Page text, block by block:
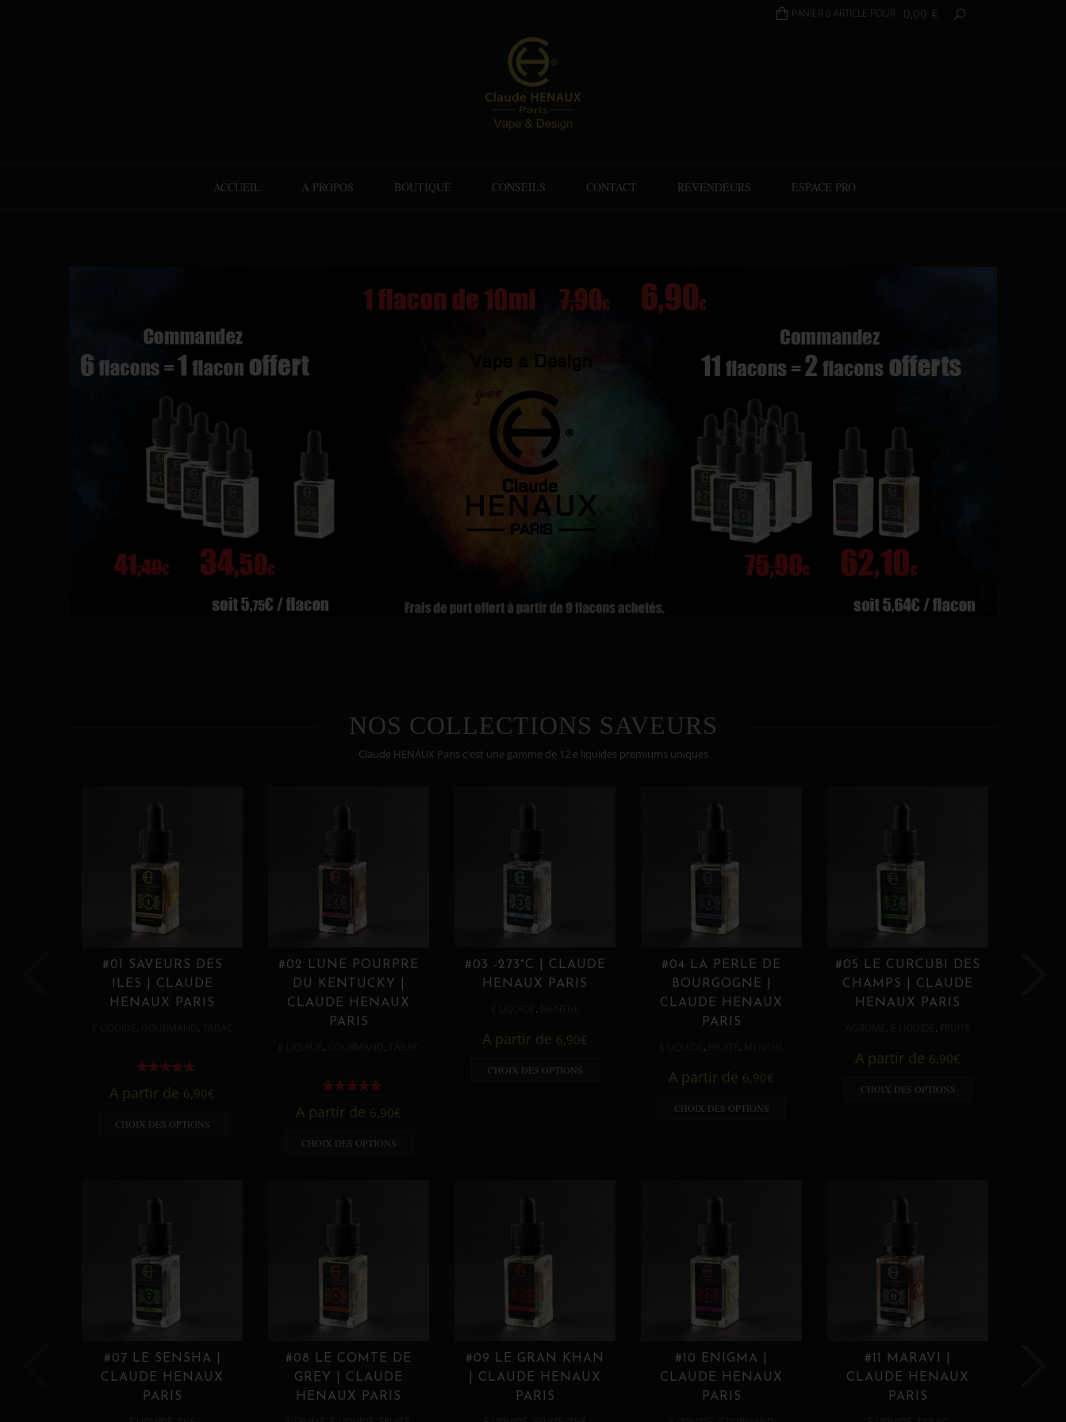
PANIER 0 ARTICLE POUR 0,00 €
ACCUEIL À PROPOS BOUTIQUE CONSEILS CONTACT REVENDEURS ESPACE PRO
NOS COLLECTIONS SAVEURS
Claude HENAUX Paris c'est une gamme de 12 e liquides premiums uniques
#01 SAVEURS DES
ILES | CLAUDE
HENAUX PARIS
, ,
A partir de 6,90€
CHOIX DES OPTIONS
#02 LUNE POURPRE
DU KENTUCKY |
CLAUDE HENAUX
PARIS
, ,
A partir de 6,90€
CHOIX DES OPTIONS
#03 -273°C | CLAUDE
HENAUX PARIS
,
A partir de 6,90€
CHOIX DES OPTIONS
#04 LA PERLE DE
BOURGOGNE |
CLAUDE HENAUX
PARIS
, ,
A partir de 6,90€
CHOIX DES OPTIONS
#05 LE CURCUBI DES
CHAMPS | CLAUDE
HENAUX PARIS
, ,
A partir de 6,90€
CHOIX DES OPTIONS
#07 LE SENSHA |
CLAUDE HENAUX
PARIS
#08 LE COMTE DE
GREY | CLAUDE
HENAUX PARIS
#09 LE GRAN KHAN
| CLAUDE HENAUX
PARIS
#10 ENIGMA |
CLAUDE HENAUX
PARIS
#11 MARAVI |
CLAUDE HENAUX
PARIS